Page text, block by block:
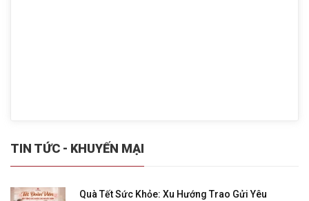
TIN TỨC - KHUYẾN MẠI
Quà Tết Sức Khỏe: Xu Hướng Trao Gửi Yêu